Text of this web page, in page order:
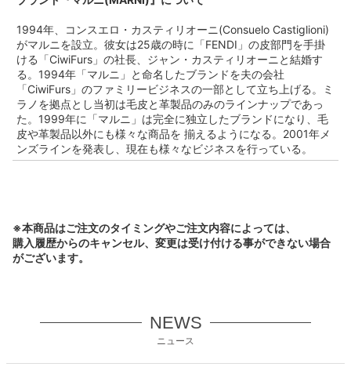
1994年、コンスエロ・カスティリオーニ(Consuelo Castiglioni)
がマルニを設立。彼女は25歳の時に「FENDI」の皮部門を手掛
ける「CiwiFurs」の社長、ジャン・カスティリオーニと結婚す
る。1994年「マルニ」と命名したブランドを夫の会社
「CiwiFurs」のファミリービジネスの一部として立ち上げる。ミ
ラノを拠点とし当初は毛皮と革製品のみのラインナップであっ
た。1999年に「マルニ」は完全に独立したブランドになり、毛
皮や革製品以外にも様々な商品を 揃えるようになる。2001年メ
ンズラインを発表し、現在も様々なビジネスを行っている。
※本商品はご注文のタイミングやご注文内容によっては、
購入履歴からのキャンセル、変更は受け付ける事ができない場合
がございます。
NEWS
ニュース